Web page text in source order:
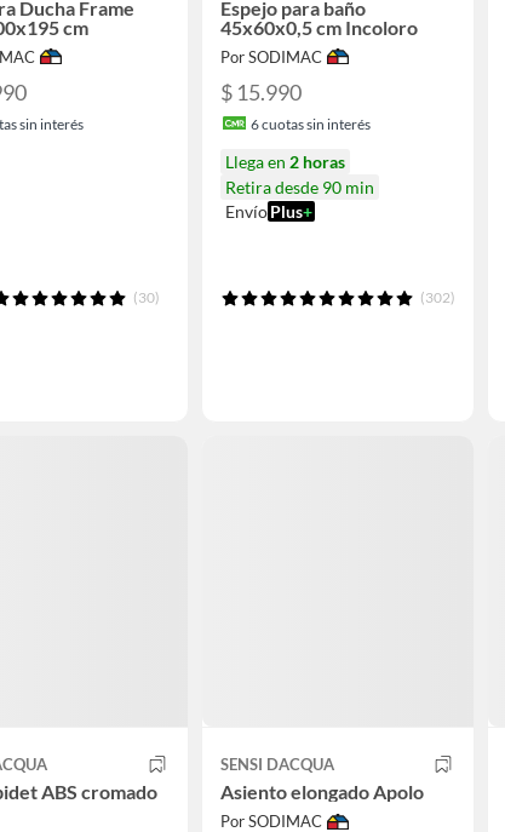
Ducha Frame
cm
sin interés
(30)
Espejo para baño
45x60x0,5 cm Incoloro
Por SODIMAC
$ 15.990
6cuotas sin interés
Llega en 2 horas
Retira desde 90 min
Envío Plus+
(302)
ABS cromado
SENSI DACQUA
Asiento elongado Apolo
Por SODIMAC